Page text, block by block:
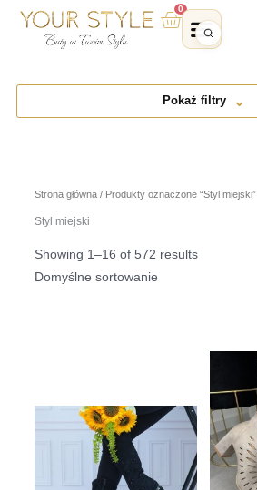
0
Wózek
Pokaż filtry
Strona główna / Produkty oznaczone “Styl miejski”
Styl miejski
Showing 1–16 of 572 results